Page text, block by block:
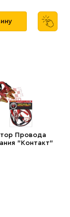
Провода
"Контакт"